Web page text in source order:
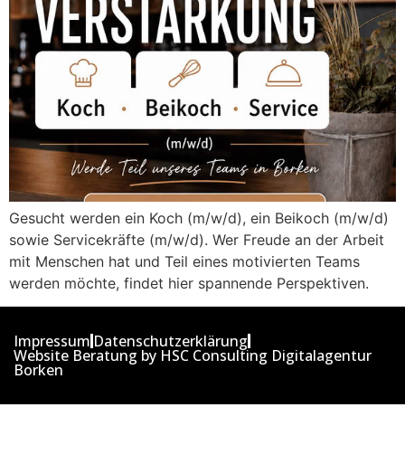
Gesucht werden ein Koch (m/w/d), ein Beikoch (m/w/d)
sowie Servicekräfte (m/w/d). Wer Freude an der Arbeit
mit Menschen hat und Teil eines motivierten Teams
werden möchte, findet hier spannende Perspektiven.
Impressum Datenschutzerklärung
Website Beratung by HSC Consulting Digitalagentur
Borken